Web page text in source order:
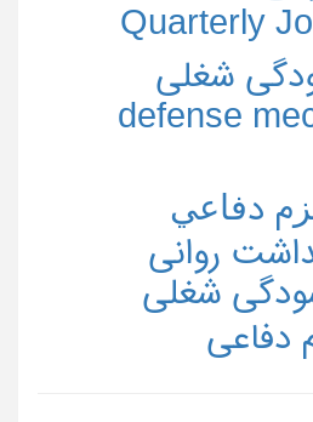
defense
شغلی
دﻓﺎﻋﻲ
Quarterly
روانی
شغلی
دفاعی